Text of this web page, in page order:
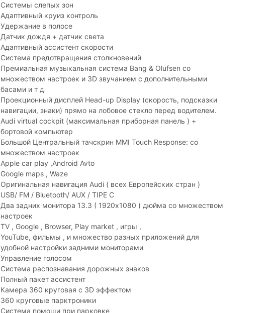
Системы слепых зон
Адаптивный круиз контроль
Удержание в полосе
Датчик дождя + датчик света
Адаптивный ассистент скорости
Система предотвращения столкновений
Премиальная музыкальная система Bang & Olufsen со
множеством настроек и 3D звучанием с дополнительными
басами и т д
Проекционный дисплей Head-up Display (скорость, подсказки
навигации, знаки) прямо на лобовое стекло перед водителем.
Audi virtual cockpit (максимальная приборная панель ) +
бортовой компьютер
Большой Центральный тачскрин MMI Touch Response: со
множеством настроек
Apple car play ,Android Avto
Google maps , Waze
Оригинальная навигация Audi ( всех Европейских стран )
USB/ FM / Bluetooth/ AUX / TIPE C
Два задних монитора 13.3 ( 1920x1080 ) дюйма со множеством
настроек
TV , Google , Browser, Play market , игры ,
YouTube, фильмы , и множество разных приложений для
удобной настройки задними мониторами
Управление голосом
Система распознавания дорожных знаков
Полный пакет ассистент
Камера 360 круговая с 3D эффектом
360 круговые парктроники
Система помощи при парковке